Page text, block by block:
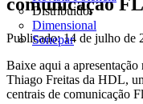
Distribuidor
Dimensional
Sonepar
comunicação
Publicado: 14 de julho de
Baixe aqui a
Thiago Freitas da HDL,
centrais de comunicação